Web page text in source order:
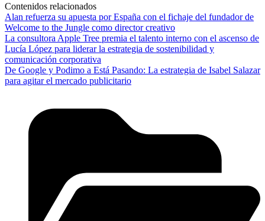
Contenidos relacionados
Alan refuerza su apuesta por España con el fichaje del fundador de
Welcome to the Jungle como director creativo
La consultora Apple Tree premia el talento interno con el ascenso de
Lucía López para liderar la estrategia de sostenibilidad y
comunicación corporativa
De Google y Podimo a Está Pasando: La estrategia de Isabel Salazar
para agitar el mercado publicitario